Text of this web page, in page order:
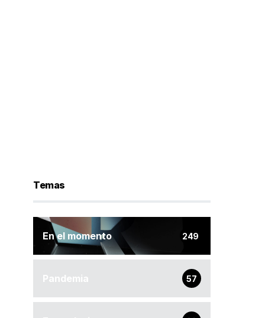
Temas
En el momento 249
Pandemia 57